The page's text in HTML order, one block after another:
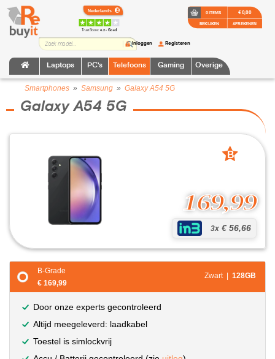
TrustScore:4.2 • Goed
Laptops PC's Telefoons Gaming Overige
Inloggen Registeren
0 ITEMS
BEKIJKEN
€ 0,00
AFREKENEN
Smartphones » Samsung » Galaxy A54 5G
Galaxy A54 5G
169,99
3x € 56,66
B
B-Grade
€ 169,99
Zwart | 128GB
Door onze experts gecontroleerd
Altijd meegeleverd: laadkabel
Toestel is simlockvrij